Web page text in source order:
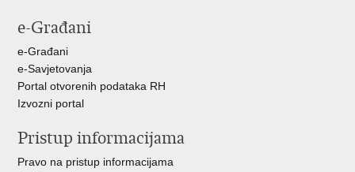
FacebookuTwitteru
e-Građani
e-Građani
e-Savjetovanja
Portal otvorenih podataka RH
Izvozni portal
Pristup informacijama
Pravo na pristup informacijama